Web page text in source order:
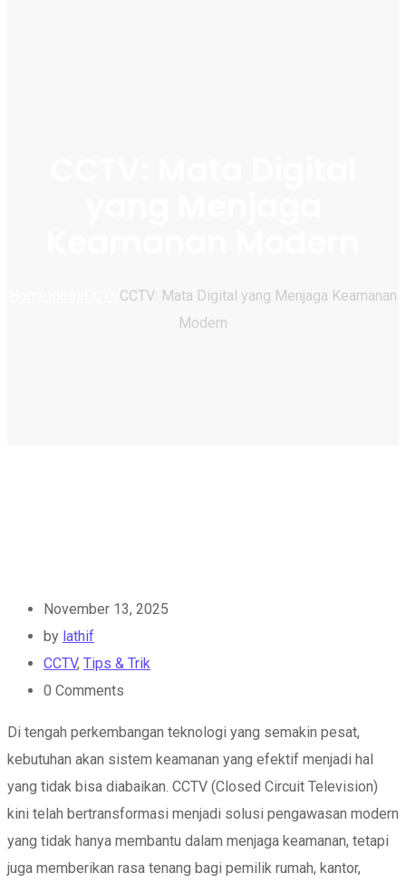
CCTV: Mata Digital yang Menjaga Keamanan
Modern
November 13, 2025
by lathif
CCTV, Tips & Trik
0 Comments
Di tengah perkembangan teknologi yang semakin pesat,
kebutuhan akan sistem keamanan yang efektif menjadi hal
yang tidak bisa diabaikan. CCTV (Closed Circuit Television)
kini telah bertransformasi menjadi solusi pengawasan modern
yang tidak hanya membantu dalam menjaga keamanan, tetapi
juga memberikan rasa tenang bagi pemilik rumah, kantor,